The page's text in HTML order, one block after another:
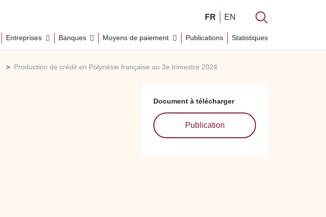
FR EN
Entreprises Banques Moyens de paiement Publications Statistiques
Production de crédit en Polynésie française au 3e trimestre 2024
Document à télécharger
Publication